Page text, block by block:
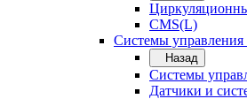
CMS(L)
Системы управления
Назад
Системы
Датчики и